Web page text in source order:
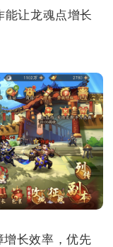
能让龙魂点增长
增长效率，优先